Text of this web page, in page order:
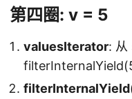
第四圈: v = 5
valuesIterator: 从